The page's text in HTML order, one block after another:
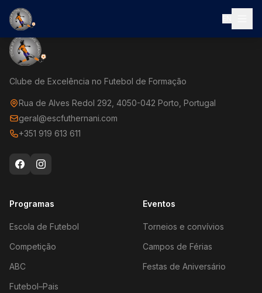
Clube de Excelência no Futebol de Formação
Rua de Alves Redol 292, 4050-042 Porto, Portugal
geral@escfuthernani.com
+351 919 613 611
Programas
Escola de Futebol
Competição
ABC
Futebol–Pais
Eventos
Torneios e convívios
Campos de Férias
Festas de Aniversário